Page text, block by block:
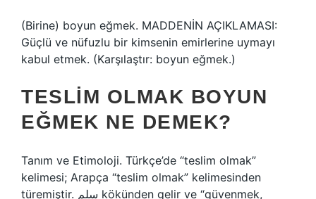
(Birine) boyun eğmek. MADDENİN AÇIKLAMASI:
Güçlü ve nüfuzlu bir kimsenin emirlerine uymayı
kabul etmek. (Karşılaştır: boyun eğmek.)
TESLIM OLMAK BOYUN
EĞMEK NE DEMEK?
Tanım ve Etimoloji. Türkçe’de “teslim olmak”
kelimesi; Arapça “teslim olmak” kelimesinden
türemiştir. سلم kökünden gelir ve “güvenmek,